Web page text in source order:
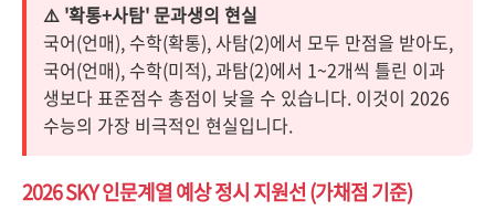
⚠️ '확통+사탐' 문과생의 현실
국어(언매), 수학(확통), 사탐(2)에서 모두 만점을 받아도,
국어(언매), 수학(미적), 과탐(2)에서 1~2개씩 틀린 이과
생보다 표준점수 총점이 낮을 수 있습니다. 이것이 2026
수능의 가장 비극적인 현실입니다.
2026 SKY 인문계열 예상 정시 지원선 (가채점 기준)